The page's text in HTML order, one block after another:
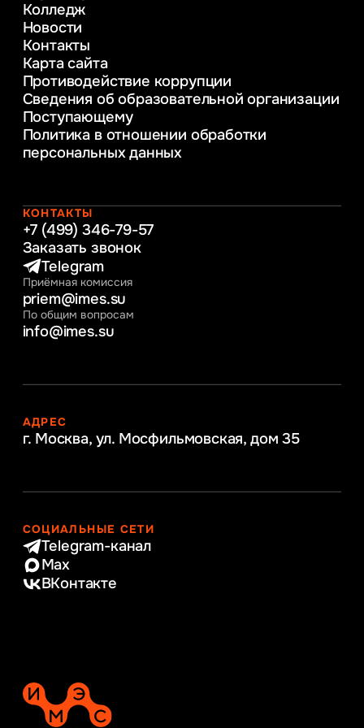
в образовании
Веб-дизайн
Управление инновационным развитием
предприятия
Уголовное право
Информационные технологии в бизнесе
Информационное и программное
обеспечение бизнес процессов
Управление человеческими ресурсами
Интернет-маркетинг
Колледж
Новости
Контакты
Карта сайта
Противодействие коррупции
Сведения об образовательной организации
Поступающему
Политика в отношении обработки
персональных данных
КОНТАКТЫ
+7 (499) 346-79-57
Заказать звонок
Telegram
Приёмная комиссия
priem@imes.su
По общим вопросам
info@imes.su
АДРЕС
г. Москва, ул. Мосфильмовская, дом 35
СОЦИАЛЬНЫЕ СЕТИ
Telegram-канал
Max
ВКонтакте